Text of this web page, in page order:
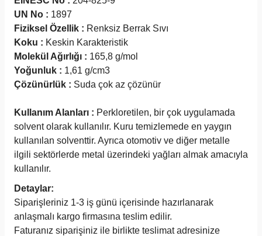
UN No : 1897
Fiziksel Özellik : Renksiz Berrak Sıvı
Koku : Keskin Karakteristik
Molekül Ağırlığı : 165,8 g/mol
Yoğunluk : 1,61 g/cm3
Çözünürlük : Suda çok az çözünür
Kullanım Alanları : Perkloretilen, bir çok uygulamada
solvent olarak kullanılır. Kuru temizlemede en yaygın
kullanılan solventtir. Ayrıca otomotiv ve diğer metalle
ilgili sektörlerde metal üzerindeki yağları almak amacıyla
kullanılır.
Detaylar:
Siparişleriniz 1-3 iş günü içerisinde hazırlanarak
anlaşmalı kargo firmasına teslim edilir.
Faturanız siparişiniz ile birlikte teslimat adresinize